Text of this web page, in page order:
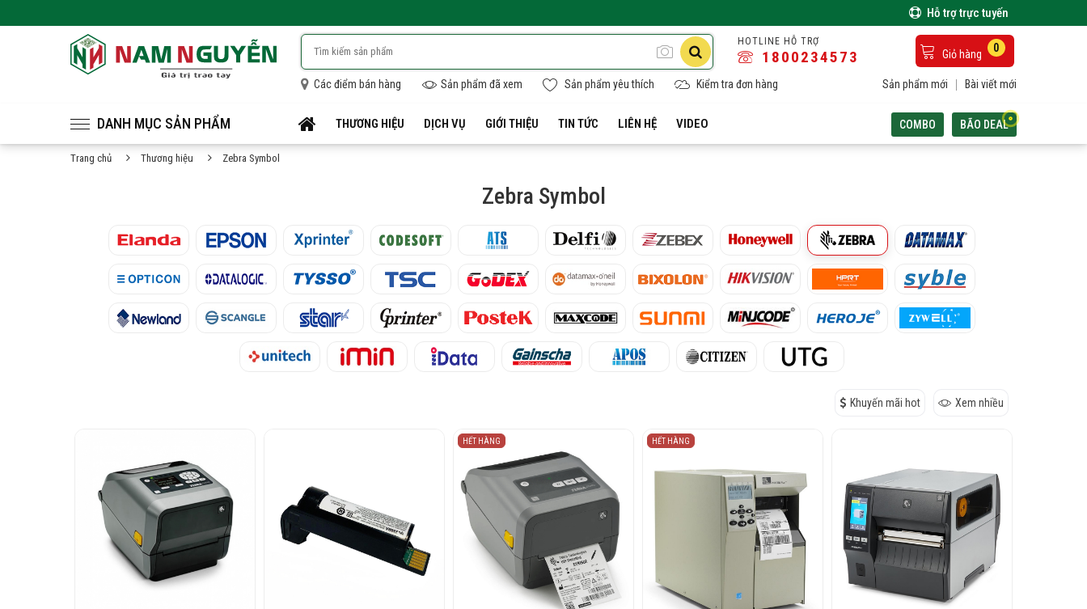
Hỗ trợ trực tuyến
HOTLINE HỖ TRỢ
1800234573 Giỏ hàng 0
Các điểm bán hàng Sản phẩm đã xem Sản phẩm yêu thích Kiểm tra đơn hàng Sản phẩm mới Bài viết mới
DANH MỤC SẢN PHẨM THƯƠNG HIỆU DỊCH VỤ GIỚI THIỆU TIN TỨC LIÊN HỆ VIDEO COMBO BÃO DEAL
Trang chủ Thương hiệu Zebra Symbol
Zebra Symbol
Khuyến mãi hot Xem nhiều
HẾT HÀNG HẾT HÀNG